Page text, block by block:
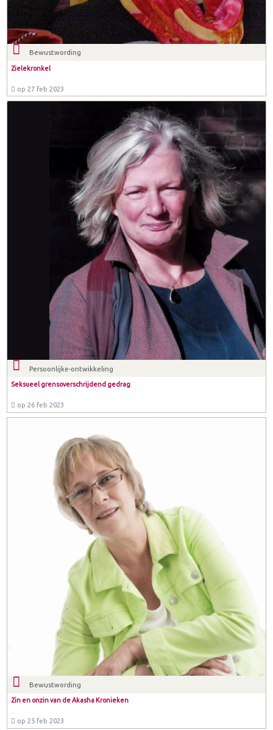
Bewustwording
Zielekronkel
op 27 feb 2023
Persoonlijke-ontwikkeling
Seksueel grensoverschrijdend gedrag
op 26 feb 2023
Bewustwording
Zin en onzin van de Akasha Kronieken
op 25 feb 2023